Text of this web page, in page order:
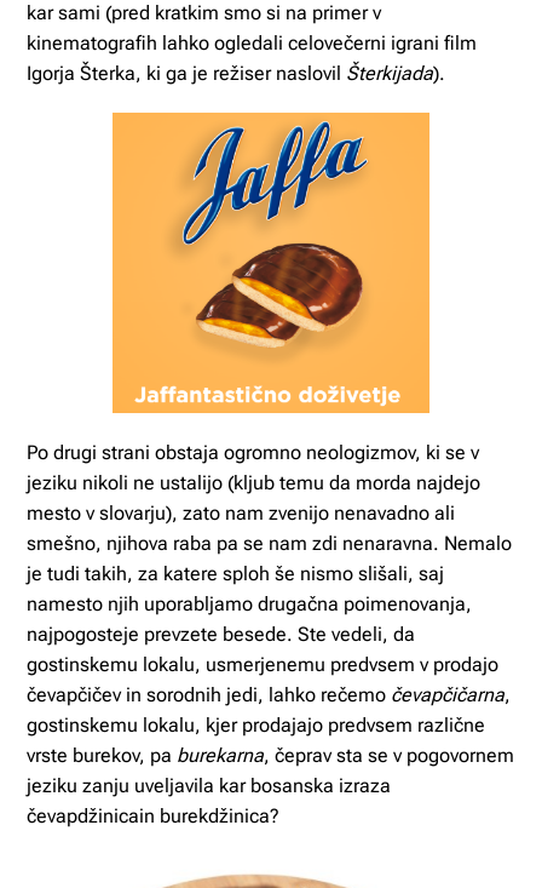
kar sami (pred kratkim smo si na primer v
kinematografih lahko ogledali celovečerni igrani film
Igorja Šterka, ki ga je režiser naslovil Šterkijada).
Po drugi strani obstaja ogromno neologizmov, ki se v
jeziku nikoli ne ustalijo (kljub temu da morda najdejo
mesto v slovarju), zato nam zvenijo nenavadno ali
smešno, njihova raba pa se nam zdi nenaravna. Nemalo
je tudi takih, za katere sploh še nismo slišali, saj
namesto njih uporabljamo drugačna poimenovanja,
najpogosteje prevzete besede. Ste vedeli, da
gostinskemu lokalu, usmerjenemu predvsem v prodajo
čevapčičev in sorodnih jedi, lahko rečemo čevapčičarna,
gostinskemu lokalu, kjer prodajajo predvsem različne
vrste burekov, pa burekarna, čeprav sta se v pogovornem
jeziku zanju uveljavila kar bosanska izraza
čevapdžinicain burekdžinica?